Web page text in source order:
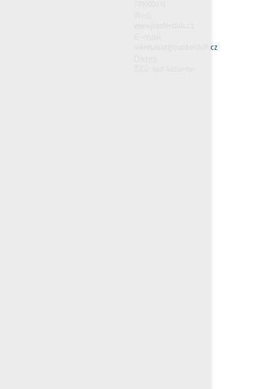
sekretariat@jupiterclub.cz